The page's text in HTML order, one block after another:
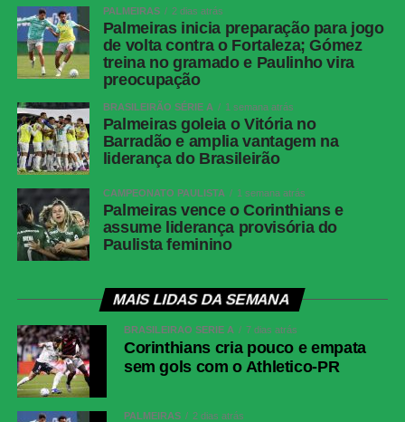
PALMEIRAS 2 dias atrás
Palmeiras inicia preparação para jogo
de volta contra o Fortaleza; Gómez
treina no gramado e Paulinho vira
preocupação
BRASILEIRÃO SÉRIE A 1 semana atrás
Palmeiras goleia o Vitória no
Barradão e amplia vantagem na
liderança do Brasileirão
CAMPEONATO PAULISTA 1 semana atrás
Palmeiras vence o Corinthians e
assume liderança provisória do
Paulista feminino
MAIS LIDAS DA SEMANA
BRASILEIRÃO SÉRIE A 7 dias atrás
Corinthians cria pouco e empata
sem gols com o Athletico-PR
PALMEIRAS 2 dias atrás